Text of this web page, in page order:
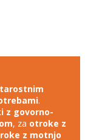
.
z govorno-
, za otroke z
z motnjo